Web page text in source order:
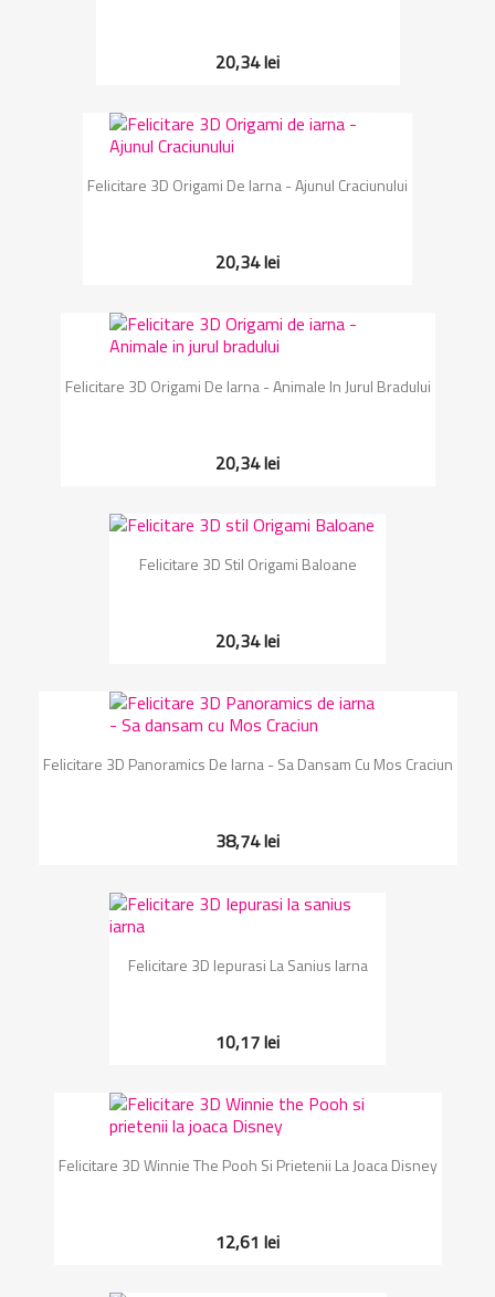
20,34 lei
Felicitare 3D Origami De Iarna - Ajunul Craciunului
20,34 lei
Felicitare 3D Origami De Iarna - Animale In Jurul Bradului
20,34 lei
Felicitare 3D Stil Origami Baloane
20,34 lei
Felicitare 3D Panoramics De Iarna - Sa Dansam Cu Mos Craciun
38,74 lei
Felicitare 3D Iepurasi La Sanius Iarna
10,17 lei
Felicitare 3D Winnie The Pooh Si Prietenii La Joaca Disney
12,61 lei